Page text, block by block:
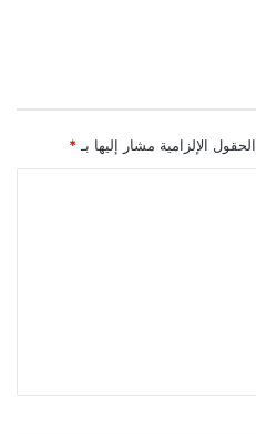
الحقول الإلزامية مشار إليها بـ *